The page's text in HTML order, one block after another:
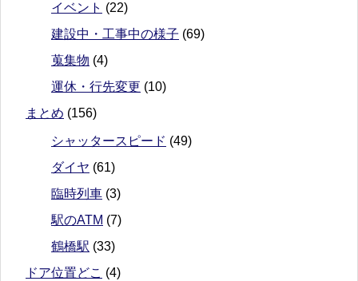
イベント (22)
建設中・工事中の様子 (69)
蒐集物 (4)
運休・行先変更 (10)
まとめ (156)
シャッタースピード (49)
ダイヤ (61)
臨時列車 (3)
駅のATM (7)
鶴橋駅 (33)
ドア位置どこ (4)